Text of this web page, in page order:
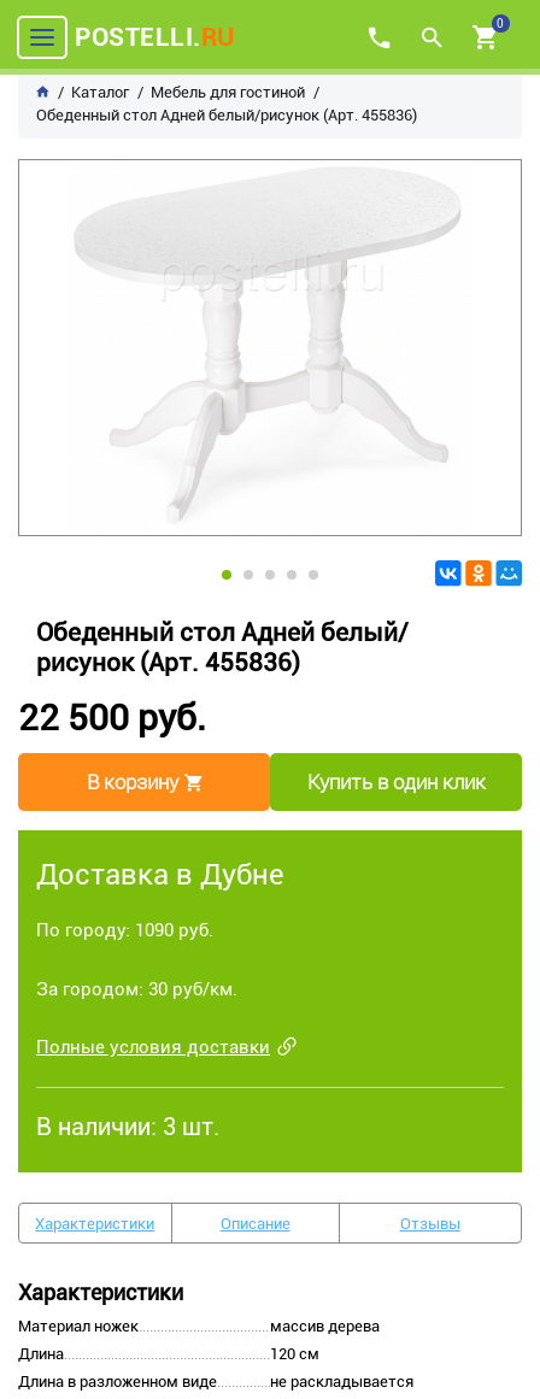
POSTELLI.RU 0
Каталог
Мебель для гостиной
Обеденный стол Адней белый/рисунок (Арт. 455836)
Обеденный стол Адней белый/
рисунок (Арт. 455836)
22 500 руб.
В корзину Купить в один клик
Доставка в Дубне
По городу: 1090 руб.
За городом: 30 руб/км.
Полные условия доставки
В наличии: 3 шт.
Характеристики Описание Отзывы
Характеристики
Материал ножек
массив дерева
Длина
120 см
Длина в разложенном виде
не раскладывается